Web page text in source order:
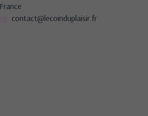
France
contact@lecoinduplaisir.fr